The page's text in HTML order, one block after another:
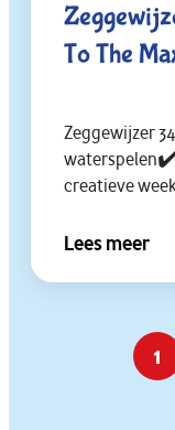
To The
Zeggewijzer
waterspelen✔️
creatieve
Lees meer
1